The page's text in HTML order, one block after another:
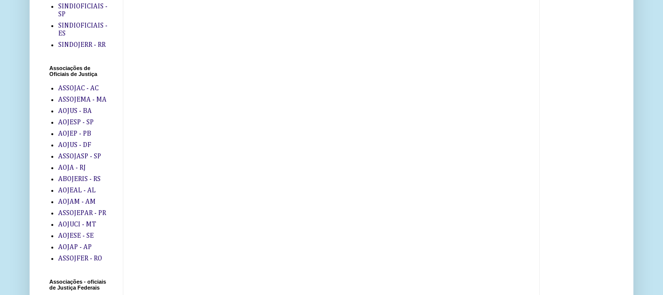
SINDIOFICIAIS -
SP
SINDIOFICIAIS -
ES
SINDOJERR - RR
Associações de
Oficiais de Justiça
ASSOJAC - AC
ASSOJEMA - MA
AOJUS - BA
AOJESP - SP
AOJEP - PB
AOJUS - DF
ASSOJASP - SP
AOJA - RJ
ABOJERIS - RS
AOJEAL - AL
AOJAM - AM
ASSOJEPAR - PR
AOJUCI - MT
AOJESE - SE
AOJAP - AP
ASSOJFER - RO
Associações - oficiais
de Justiça Federais